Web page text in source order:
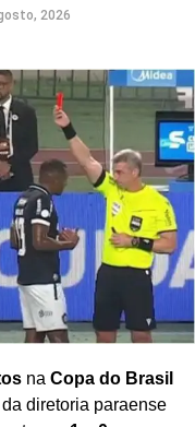
movimentado,
para manter a
competições da
Luiz Henrique
maior impacto do
2026
na Copa do Brasil
diretoria paraense